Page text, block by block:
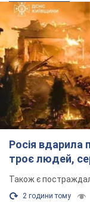
Також є
2 години тому
"Верніть
поспіль
картонками.
Учасники акцій
9 годин тому 3,3 т.
Сенат США
санкції проти
Документ